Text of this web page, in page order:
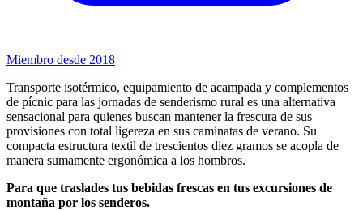
Miembro desde 2018
Transporte isotérmico, equipamiento de acampada y complementos
de pícnic para las jornadas de senderismo rural es una alternativa
sensacional para quienes buscan mantener la frescura de sus
provisiones con total ligereza en sus caminatas de verano. Su
compacta estructura textil de trescientos diez gramos se acopla de
manera sumamente ergonómica a los hombros.
Para que traslades tus bebidas frescas en tus excursiones de
montaña por los senderos.